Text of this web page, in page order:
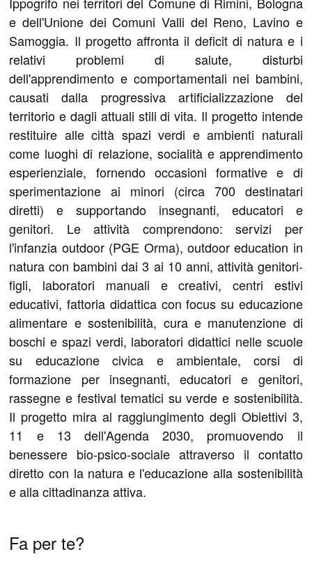
e dell'Unione dei Comuni Valli del Reno, Lavino e
Samoggia. Il progetto affronta il deficit di natura e i
relativi problemi di salute, disturbi
dell'apprendimento e comportamentali nei bambini,
causati dalla progressiva artificializzazione del
territorio e dagli attuali stili di vita. Il progetto intende
restituire alle città spazi verdi e ambienti naturali
come luoghi di relazione, socialità e apprendimento
esperienziale, fornendo occasioni formative e di
sperimentazione ai minori (circa 700 destinatari
diretti) e supportando insegnanti, educatori e
genitori. Le attività comprendono: servizi per
l'infanzia outdoor (PGE Orma), outdoor education in
natura con bambini dai 3 ai 10 anni, attività genitori-
figli, laboratori manuali e creativi, centri estivi
educativi, fattoria didattica con focus su educazione
alimentare e sostenibilità, cura e manutenzione di
boschi e spazi verdi, laboratori didattici nelle scuole
su educazione civica e ambientale, corsi di
formazione per insegnanti, educatori e genitori,
rassegne e festival tematici su verde e sostenibilità.
Il progetto mira al raggiungimento degli Obiettivi 3,
11 e 13 dell'Agenda 2030, promuovendo il
benessere bio-psico-sociale attraverso il contatto
diretto con la natura e l'educazione alla sostenibilità
e alla cittadinanza attiva.
Fa per te?